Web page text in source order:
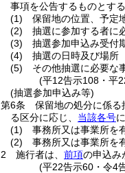
事項を公告するものとする
(1)
保留地の位置、予定
(2)
抽選に参加する者に
(3)
抽選参加申込み受付
(4)
抽選の日時及び場所
(5)
その他抽選に必要な
(平12告示108・平
(抽選参加申込み等)
第6条
保留地の処分に係
る区分に応じ、 当該各号
(1)
事務所又は事業所を
(2)
事務所又は事業所を
2
施行者は、 前項の申込み
(平22告示60・令4